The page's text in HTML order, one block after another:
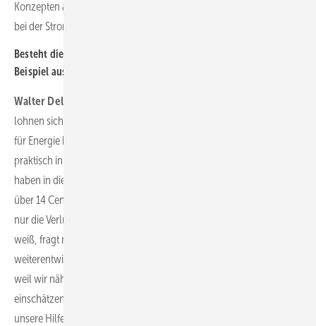
Konzepten auf, bei denen Festpreise bei der Strombeschaffung und
bei der Stromlieferung kombiniert werden.
Besteht die Möglichkeiten für zusätzliche Einnahmen zum
Beispiel aus Regelenergie, Direktbelieferung, Speicherkapazität?
Walter Delabar:
lohnen sich, weil wir uns auf einem historischen Hochpreisniveau
für Energie befinden. Salopp gesagt, derzeit fallen einem die Erlöse
praktisch in den Schoß – aber das kann schnell vorbei sein. Wir
haben in diesem Jahr bis März einen Marktwert von durchschnittlich
über 14 Cent gehabt. Die Mehrerlöse kompensieren aber zugleich
nur die Verluste aus den windschwachen Zeiten. Und weil man das
weiß, fragt man sich, was man jetzt tun, wie man sich
weiterentwickeln kann. Für uns Betriebsführer ist das interessant,
weil wir näher als die Betreiber an den Anlagen sind und besser
einschätzen können, was möglich ist. Es gibt viele Betreiber, die
unsere Hilfe brauchen. Wir haben aber auch Betreiber, die PV und